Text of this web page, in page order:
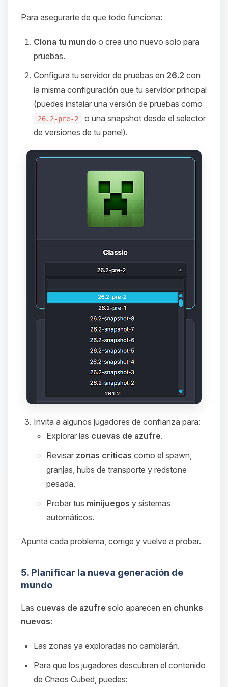
Para asegurarte de que todo funciona:
Clona tu mundo o crea uno nuevo solo para
pruebas.
Configura tu servidor de pruebas en 26.2 con
la misma configuración que tu servidor principal
(puedes instalar una versión de pruebas como
26.2-pre-2
o una snapshot desde el selector
de versiones de tu panel).
Invita a algunos jugadores de confianza para:
Explorar las cuevas de azufre.
Revisar zonas críticas como el spawn,
granjas, hubs de transporte y redstone
pesada.
Probar tus minijuegos y sistemas
automáticos.
Apunta cada problema, corrige y vuelve a probar.
5. Planificar la nueva generación de
mundo
Las cuevas de azufre solo aparecen en chunks
nuevos:
Las zonas ya exploradas no cambiarán.
Para que los jugadores descubran el contenido
de Chaos Cubed, puedes:
Yupi, por fin alguien con quien
hablar! Soy Choupy, tu pequeno
asistente de BoxToPlay. Cuentame
pequenos circuitos para ayudarte.
09/08/2026 10:57